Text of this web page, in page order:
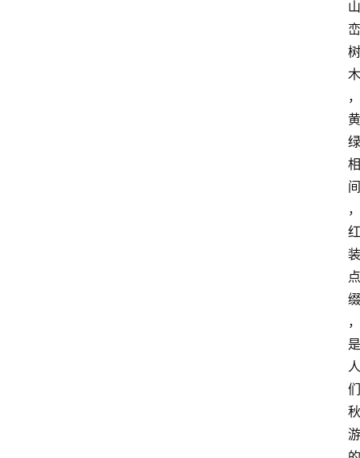
山
峦
树
木
，
黄
绿
相
间
，
红
装
点
缀
，
是
人
们
秋
游